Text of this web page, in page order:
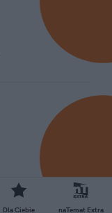
Dla Ciebie naTemat Extra